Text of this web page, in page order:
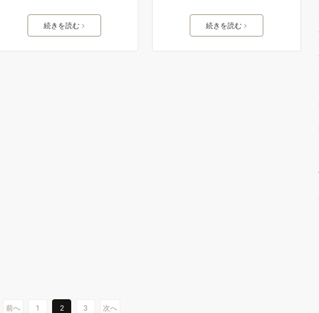
続きを読む 続きを読む
前へ 1 2 3 次へ